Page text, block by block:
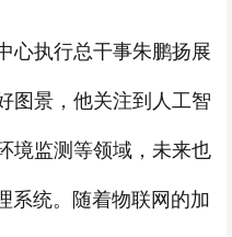
执行总干事朱鹏扬展
图景，他关注到人工智
境监测等领域，未来也
系统。随着物联网的加